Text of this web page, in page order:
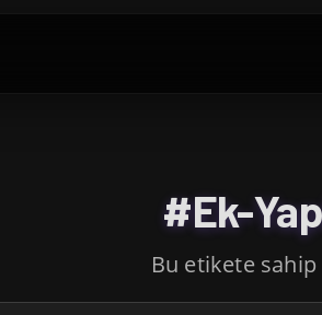
#Ek-
Bu etikete sahip